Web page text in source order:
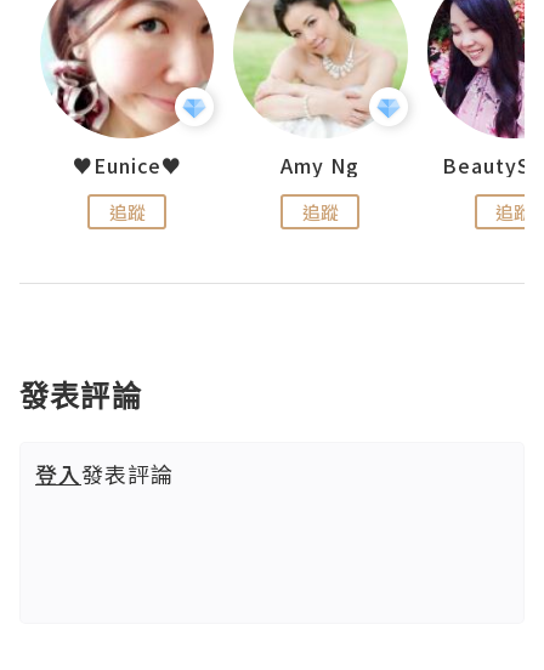
♥Eunice♥
追蹤
Amy Ng
追蹤 追蹤
發表評論
登入發表評論